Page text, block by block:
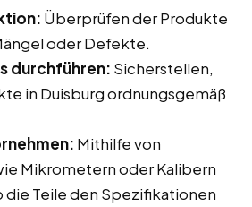
Überprüfen der Produkte
oder Defekte.
durchführen: Sicherstellen,
in Duisburg ordnungsgemäß
Mithilfe von
Mikrometern oder Kalibern
Teile den Spezifikationen